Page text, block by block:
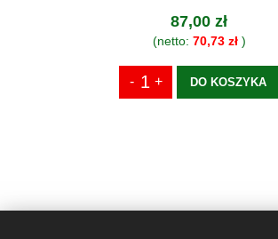
87,00 zł
(netto: 70,73 zł)
DO KOSZYKA